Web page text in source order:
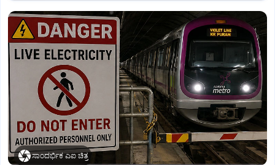
ಸಾಂದರ್ಭಿಕ ಎಐ ಚಿತ್ರ